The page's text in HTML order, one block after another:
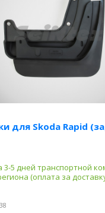
для Skoda Rapid
3-5 дней транспортной
(оплата за